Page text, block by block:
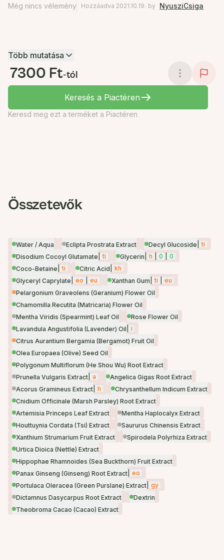
Még nincs vélemény Hozzáadva 2021.10.19. by NyusziCsiga
Több mutatása
7300 Ft-tól
Keresés a Piactéren
Keresd meg ezt a terméket a Piactéren
Összetevők
Water / Aqua Eclipta Prostrata Extract Decyl Glucoside
ti
Disodium Cocoyl Glutamate
ti Glycerin h 0
0
Coco-Betaine
ti Citric Acid
kh
Glyceryl Caprylate
eo eu Xanthan Gum ti
eu
Pelargonium Graveolens (Geranium) Flower Oil
Chamomilla Recutita (Matricaria) Flower Oil
Mentha Viridis (Spearmint) Leaf Oil
Rose Flower Oil
Lavandula Angustifolia (Lavender) Oil
i
Citrus Aurantium Bergamia (Bergamot) Fruit Oil
Olea Europaea (Olive) Seed Oil
Polygonum Multiflorum (He Shou Wu) Root Extract
Prunella Vulgaris Extract a
Angelica Gigas Root Extract
Acorus Gramineus Extract h
Chrysanthellum Indicum Extract
Cnidium Officinale (Marsh Parsley) Root Extract
Artemisia Princeps Leaf Extract
Mentha Haplocalyx Extract
Houttuynia Cordata (Tsi) Extract
Saururus Chinensis Extract
Xanthium Strumarium Fruit Extract
Spirodela Polyrhiza Extract
Urtica Dioica (Nettle) Extract
Hippophae Rhamnoides (Sea Buckthorn) Fruit Extract
Panax Ginseng (Ginseng) Root Extract eo
Portulaca Oleracea (Green Purslane) Extract gy
Dictamnus Dasycarpus Root Extract
Dextrin
Theobroma Cacao (Cacao) Extract